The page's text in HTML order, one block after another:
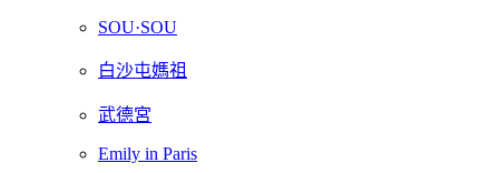
SOU·SOU
白沙屯媽祖
武德宮
Emily in Paris